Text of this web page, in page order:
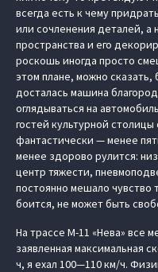
всегда есть к чему
или сочленения деталей, а
пространства и его
роскошь иногда просто
этом плане, можно
досталась машина
оглядываться на
гостей культурной
фантастически — менее
менее здорово рулится:
центр тяжести,
постоянно мешало чувство
боится, не может быть
На трассе М-11 «Нева» все
заявленная максимальная
ч, я ехал 100—110 км/ч.